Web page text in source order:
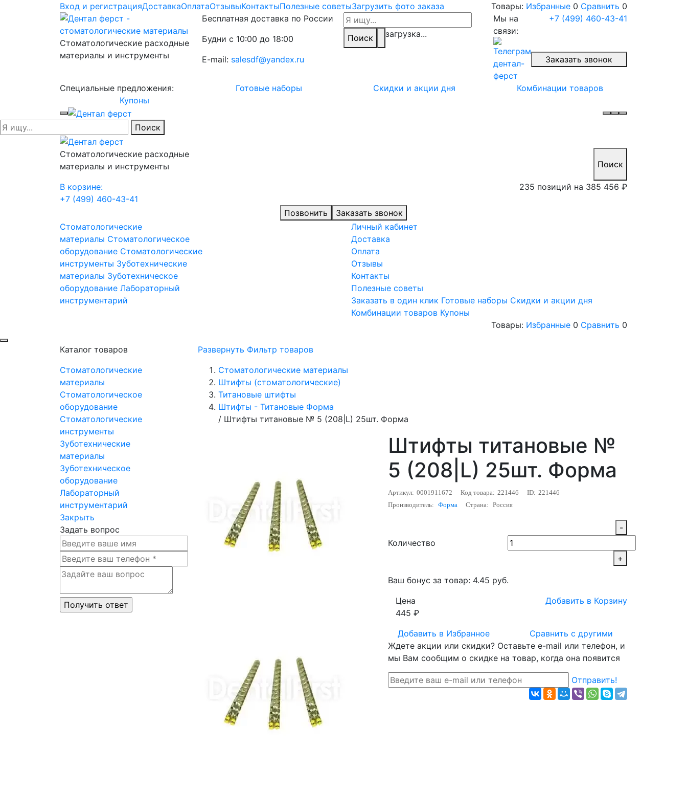
Вход и регистрацияДоставкаОплатаОтзывыКонтактыПолезные советыЗагрузить фото заказа Товары: Избранные 0 Сравнить 0
Стоматологические расходные
материалы и инструменты
Бесплатная доставка по России
Будни с 10:00 до 18:00
E-mail: salesdf@yandex.ru
Поиск загрузка...
Мы на
связи:
+7 (499) 460-43-41
Заказать звонок
Специальные предложения: Готовые наборы Скидки и акции дня
Комбинации товаров
Купоны
Поиск
Стоматологические расходные
материалы и инструменты
Поиск
В корзине: 235 позиций на 385 456 ₽
+7 (499) 460-43-41
Позвонить
Заказать звонок
Стоматологические
материалы Стоматологическое
оборудование Стоматологические
инструменты Зуботехнические
материалы Зуботехническое
оборудование Лабораторный
инструментарий
Личный кабинет
Доставка
Оплата
Отзывы
Контакты
Полезные советы
Заказать в один клик Готовые наборы Скидки и акции дня
Комбинации товаров Купоны
Товары: Избранные 0 Сравнить 0
Каталог товаров
Стоматологические
материалы
Стоматологическое
оборудование
Стоматологические
инструменты
Зуботехнические
материалы
Зуботехническое
оборудование
Лабораторный
инструментарий
Закрыть
Задать вопрос
Развернуть Фильтр товаров
Стоматологические материалы
Штифты (стоматологические)
Титановые штифты
Штифты - Титановые Форма
/ Штифты титановые № 5 (208|L) 25шт. Форма
Штифты титановые №
5 (208|L) 25шт. Форма
Артикул: 0001911672 Код товара: 221446 ID: 221446
Производитель: Форма Страна: Россия
Количество
-
+
Ваш бонус за товар: 4.45 руб.
Цена
445 ₽
Добавить в Корзину
Добавить в Избранное
Сравнить с другими
Ждете акции или скидки? Оставьте e-mail или телефон, и
мы Вам сообщим о скидке на товар, когда она появится
Отправить!